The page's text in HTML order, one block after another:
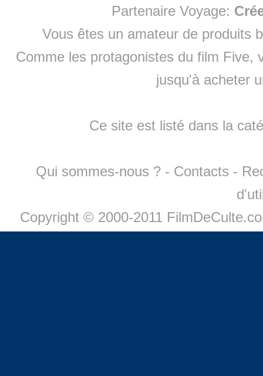
Partenaire Voyage:
Vous êtes un amateur de produits
Comme les protagonistes du film Five,
jusqu'à acheter
Ce site est listé dans la
Qui sommes-nous ? - Contacts -
Copyright © 2000-2011